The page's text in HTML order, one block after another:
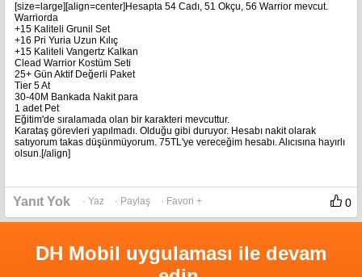
[size=large][align=center]Hesapta 54 Cadı, 51 Okçu, 56 Warrior mevcut.
Warriorda
+15 Kaliteli Grunil Set
+16 Pri Yuria Uzun Kılıç
+15 Kaliteli Vangertz Kalkan
Clead Warrior Kostüm Seti
25+ Gün Aktif Değerli Paket
Tier 5 At
30-40M Bankada Nakit para
1 adet Pet
Eğitim'de sıralamada olan bir karakteri mevcuttur.
Karataş görevleri yapılmadı. Olduğu gibi duruyor. Hesabı nakit olarak
satıyorum takas düşünmüyorum. 75TL'ye vereceğim hesabı. Alıcısına hayırlı
olsun.[/align]
Yanıt Yok · Yaz · Paylaş · Favori + 0
DH Mobil uygulaması ile devam